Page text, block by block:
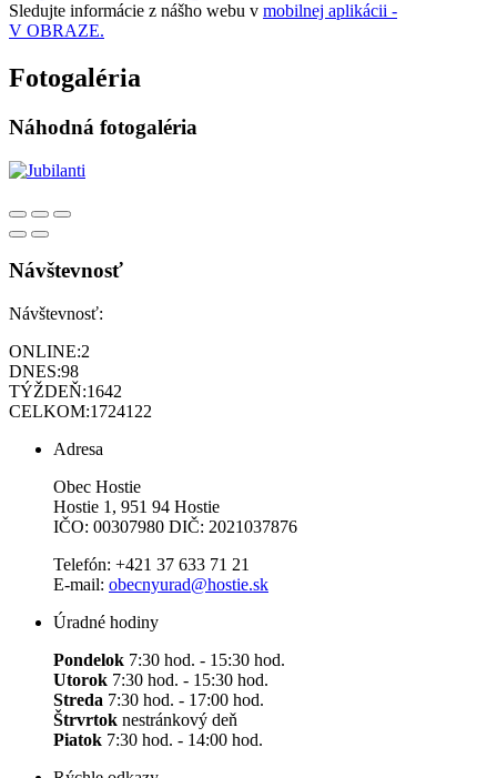
Sledujte informácie z nášho webu v mobilnej aplikácii -
V OBRAZE.
Fotogaléria
Náhodná fotogaléria
Návštevnosť
Návštevnosť:
ONLINE:2
DNES:98
TÝŽDEŇ:1642
CELKOM:1724122
Adresa
Obec Hostie
Hostie 1, 951 94 Hostie
IČO: 00307980 DIČ: 2021037876
Telefón: +421 37 633 71 21
E-mail: obecnyurad@hostie.sk
Úradné hodiny
Pondelok 7:30 hod. - 15:30 hod.
Utorok 7:30 hod. - 15:30 hod.
Streda 7:30 hod. - 17:00 hod.
Štrvrtok nestránkový deň
Piatok 7:30 hod. - 14:00 hod.